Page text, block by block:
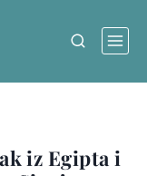
iz Egipta i